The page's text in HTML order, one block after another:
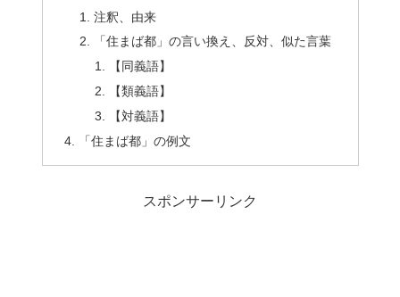
注釈、由来
「住まば都」の言い換え、反対、似た言葉
【同義語】
【類義語】
【対義語】
「住まば都」の例文
スポンサーリンク